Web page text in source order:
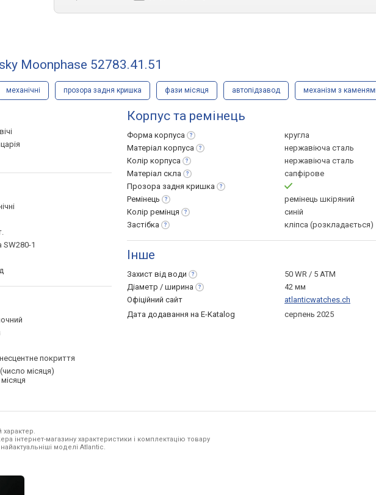
Moonphase 52783.41.51
механічні прозора задня кришка фази місяця автопідзавод механізм з
SW280-1
покриття
місяця)
Корпус та ремінець
Форма корпуса
кругла
Матеріал корпуса
нержавіюча сталь
Колір корпуса
нержавіюча сталь
Матеріал скла
сапфірове
Прозора задня кришка
Ремінець
ремінець шкіряний
Колір ремінця
синій
Застібка
кліпса (розкладається)
Інше
Захист від води
50 WR / 5 ATM
Діаметр / ширина
42 мм
Офіційний сайт
atlanticwatches.ch
Дата додавання на E-Katalog
серпень 2025
інтернет-магазину характеристики і комплектацію товару
моделі Atlantic.